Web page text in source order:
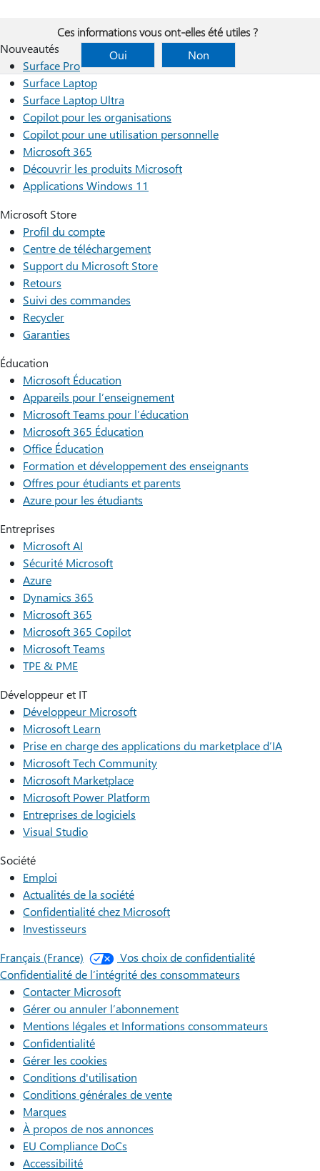
Ces informations vous ont-elles été utiles ?
Oui
Non
Nouveautés
Surface Pro
Surface Laptop
Surface Laptop Ultra
Copilot pour les organisations
Copilot pour une utilisation personnelle
Microsoft 365
Découvrir les produits Microsoft
Applications Windows 11
Microsoft Store
Profil du compte
Centre de téléchargement
Support du Microsoft Store
Retours
Suivi des commandes
Recycler
Garanties
Éducation
Microsoft Éducation
Appareils pour l’enseignement
Microsoft Teams pour l’éducation
Microsoft 365 Éducation
Office Éducation
Formation et développement des enseignants
Offres pour étudiants et parents
Azure pour les étudiants
Entreprises
Microsoft AI
Sécurité Microsoft
Azure
Dynamics 365
Microsoft 365
Microsoft 365 Copilot
Microsoft Teams
TPE & PME
Développeur et IT
Développeur Microsoft
Microsoft Learn
Prise en charge des applications du marketplace d’IA
Microsoft Tech Community
Microsoft Marketplace
Microsoft Power Platform
Entreprises de logiciels
Visual Studio
Société
Emploi
Actualités de la société
Confidentialité chez Microsoft
Investisseurs
Français (France)
Vos choix de confidentialité
Confidentialité de l’intégrité des consommateurs
Contacter Microsoft
Gérer ou annuler l’abonnement
Mentions légales et Informations consommateurs
Confidentialité
Gérer les cookies
Conditions d'utilisation
Conditions générales de vente
Marques
À propos de nos annonces
EU Compliance DoCs
Accessibilité